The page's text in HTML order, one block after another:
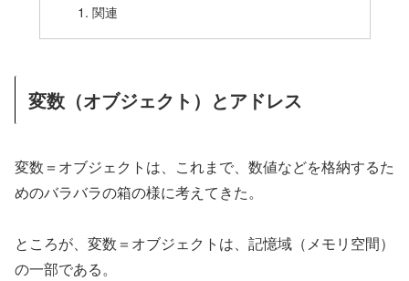
関連
変数（オブジェクト）とアドレス
変数＝オブジェクトは、これまで、数値などを格納するた
めのバラバラの箱の様に考えてきた。
ところが、変数＝オブジェクトは、記憶域（メモリ空間）
の一部である。